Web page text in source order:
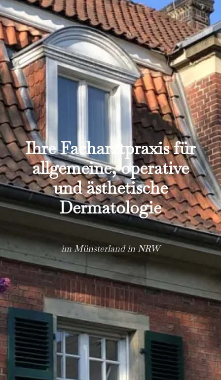
Ihre Facharztpraxis für
allgemeine, operative
und ästhetische
Dermatologie
im Münsterland in NRW